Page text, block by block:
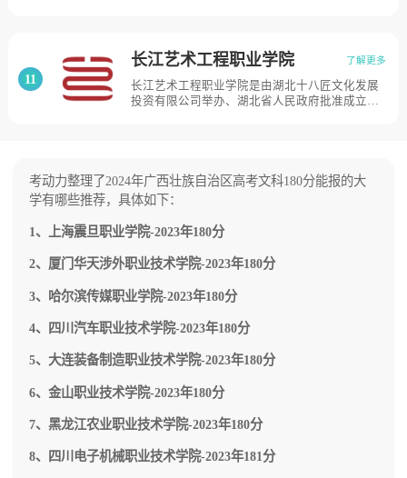
文件，批准同意贵州亚泰职业学院改制更名为贵
州城市职业学院，学院校园占地1445亩。
11
长江艺术工程职业学院 了解更多
长江艺术工程职业学院是由湖北十八匠文化发展
投资有限公司举办、湖北省人民政府批准成立、
位于荆州市国家级经济技术开发区。占地1000余
亩，建筑面积10万余平方米，资产总额13亿元，
其中实验实训设施设备总值6000余万元。
考动力整理了2024年广西壮族自治区高考文科180分能报的大
学有哪些推荐，具体如下：
1、上海震旦职业学院-2023年180分
2、厦门华天涉外职业技术学院-2023年180分
3、哈尔滨传媒职业学院-2023年180分
4、四川汽车职业技术学院-2023年180分
5、大连装备制造职业技术学院-2023年180分
6、金山职业技术学院-2023年180分
7、黑龙江农业职业技术学院-2023年180分
8、四川电子机械职业技术学院-2023年181分